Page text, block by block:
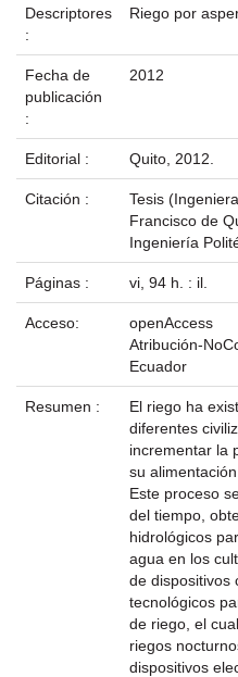
Descriptores
:
Riego por
Fecha de
publicación
:
2012
Editorial : Quito, 2012.
Citación :
Tesis
Francisco de
Ingeniería
Páginas : vi, 94 h. : il.
Acceso:
openAccess
Atribución-
Ecuador
Resumen :
El riego ha
diferentes
incrementar la
su
Este proceso
del tiempo,
hidrológicos
agua en los
de dispositivos
tecnológicos
de riego, el
riegos
dispositivos